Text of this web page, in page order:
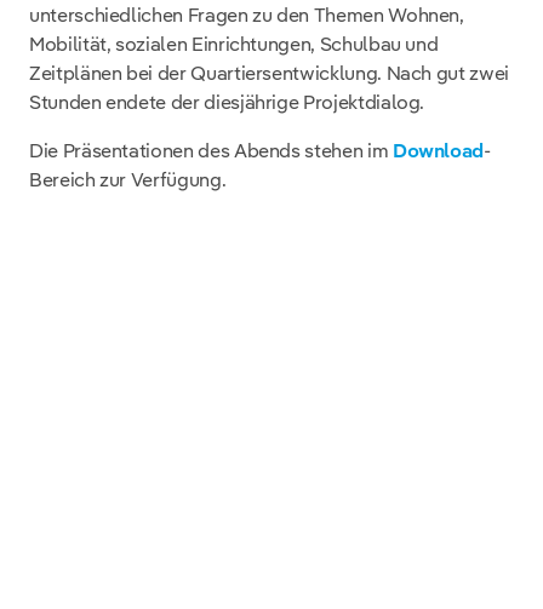
unterschiedlichen Fragen zu den Themen Wohnen,
Mobilität, sozialen Einrichtungen, Schulbau und
Zeitplänen bei der Quartiersentwicklung. Nach gut zwei
Stunden endete der diesjährige Projektdialog.
Die Präsentationen des Abends stehen im Download-
Bereich zur Verfügung.